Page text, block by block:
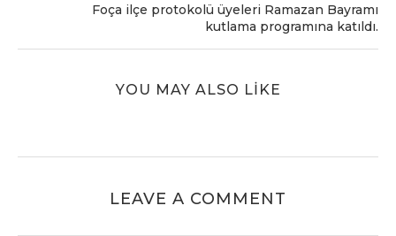
Foça ilçe protokolü üyeleri Ramazan Bayramı
kutlama programına katıldı.
YOU MAY ALSO LIKE
LEAVE A COMMENT